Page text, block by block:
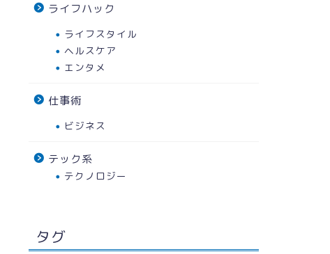
ライフハック
ライフスタイル
ヘルスケア
エンタメ
仕事術
ビジネス
テック系
テクノロジー
タグ